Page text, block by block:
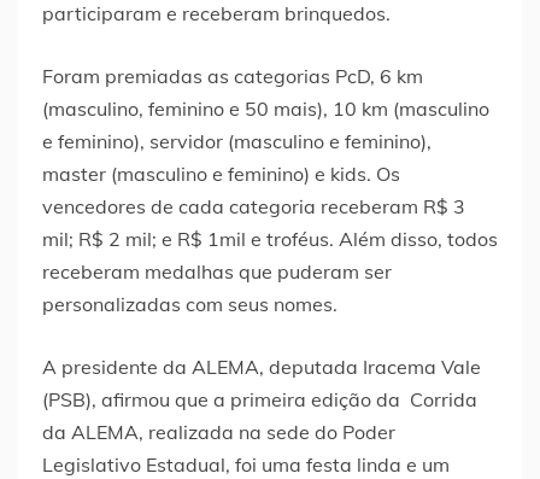
participaram e receberam brinquedos.
Foram premiadas as categorias PcD, 6 km
(masculino, feminino e 50 mais), 10 km (masculino
e feminino), servidor (masculino e feminino),
master (masculino e feminino) e kids. Os
vencedores de cada categoria receberam R$ 3
mil; R$ 2 mil; e R$ 1mil e troféus. Além disso, todos
receberam medalhas que puderam ser
personalizadas com seus nomes.
A presidente da ALEMA, deputada Iracema Vale
(PSB), afirmou que a primeira edição da Corrida
da ALEMA, realizada na sede do Poder
Legislativo Estadual, foi uma festa linda e um